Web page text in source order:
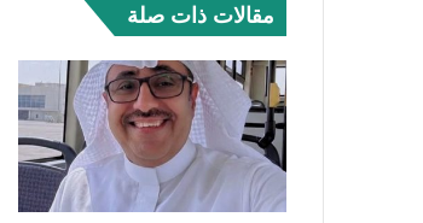
مقالات ذات صلة